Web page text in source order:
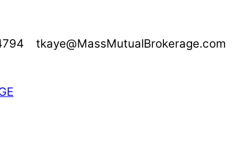
tkaye@MassMutualBrokerage.com